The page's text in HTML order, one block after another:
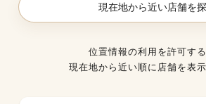
現在地から近い店舗を
位置情報の利用を許可する
現在地から近い順に店舗を表示